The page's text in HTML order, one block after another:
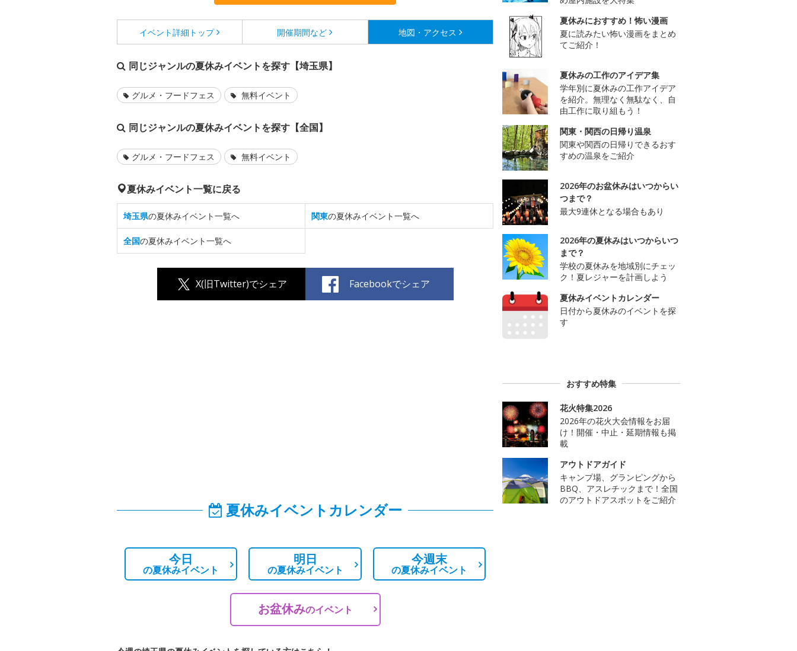
イベント詳細 トップ 開催期間など 地図・アクセス
同じジャンルの夏休みイベントを探す【埼玉県】
グルメ・フードフェス 無料イベント
同じジャンルの夏休みイベントを探す【全国】
グルメ・フードフェス 無料イベント
夏休みイベント一覧に戻る
埼玉県の夏休みイベント一覧へ 関東の夏休みイベント一覧へ
全国の夏休みイベント一覧へ
X(旧Twitter)でシェア Facebookでシェア
夏休みイベントカレンダー
今日
の夏休みイベント
明日
の夏休みイベント
今週末
の夏休みイベント
お盆休みのイベント
夏休みにおすすめ！怖い漫画
夏に読みたい怖い漫画をまとめ
てご紹介！
夏休みの工作のアイデア集
学年別に夏休みの工作アイデア
を紹介。無理なく無駄なく、自
由工作に取り組もう！
関東・関西の日帰り温泉
関東や関西の日帰りできるおす
すめの温泉をご紹介
2026年のお盆休みはいつからい
つまで？
最大9連休となる場合もあり
2026年の夏休みはいつからいつ
まで？
学校の夏休みを地域別にチェッ
ク！夏レジャーを計画しよう
夏休みイベントカレンダー
日付から夏休みのイベントを探
す
おすすめ特集
花火特集2026
2026年の花火大会情報をお届
け！開催・中止・延期情報も掲
載
アウトドアガイド
キャンプ場、グランピングから
BBQ、アスレチックまで！全国
のアウトドアスポットをご紹介